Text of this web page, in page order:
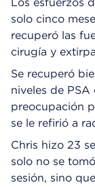
solo cinco
recuperó las
cirugía y
Se recuperó
niveles de
preocupación
se le refirió a
Chris hizo 23
solo no se
sesión, sino